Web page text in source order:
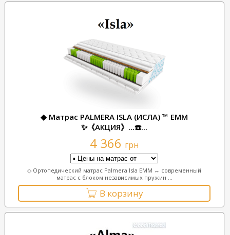
◆ Матрас PALMERA ISLA (ИСЛА) ™ ЕММ
✨《АКЦИЯ》...☎️...
4 366 грн
◇ Ортопедический матрас Palmera Isla ЕММ ↔ современный
матрас с блоком независимых пружин ...
В корзину